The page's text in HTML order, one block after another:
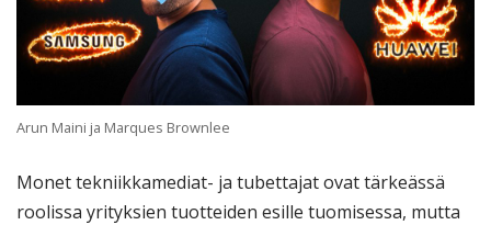
Arun Maini ja Marques Brownlee
Monet tekniikkamediat- ja tubettajat ovat tärkeässä
roolissa yrityksien tuotteiden esille tuomisessa, mutta